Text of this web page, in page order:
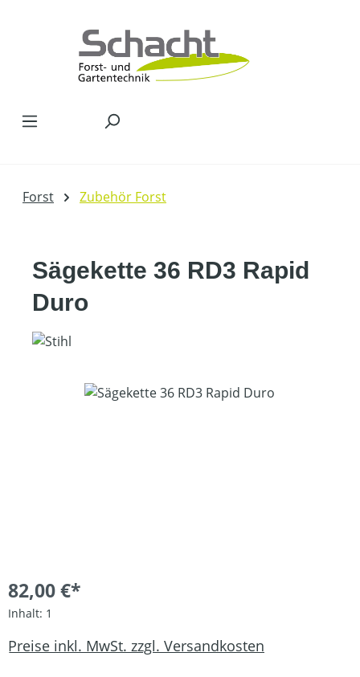
Forst Zubehör Forst
Sägekette 36 RD3 Rapid
Duro
Bildergalerie überspringen
82,00 €*
Inhalt: 1
Preise inkl. MwSt. zzgl. Versandkosten